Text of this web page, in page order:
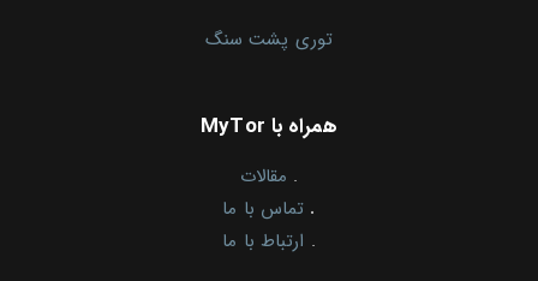
توری پشت سنگ
همراه با MyTor
. مقالات
. تماس با ما
. ارتباط با ما